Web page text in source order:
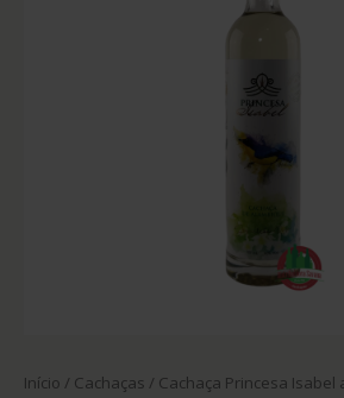
Início / Cachaças / Cachaça Princesa